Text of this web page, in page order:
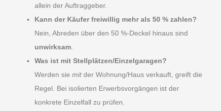
allein der Auftraggeber.
Kann der Käufer freiwillig mehr als 50 % zahlen?
Nein, Abreden über den 50 %-Deckel hinaus sind
unwirksam
Was ist mit Stellplätzen/Einzelgaragen?
Werden sie mitder Wohnung/Haus verkauft, greift die
Regel. Bei isolierten Erwerbsvorgängen ist der
konkrete Einzelfall zu prüfen.